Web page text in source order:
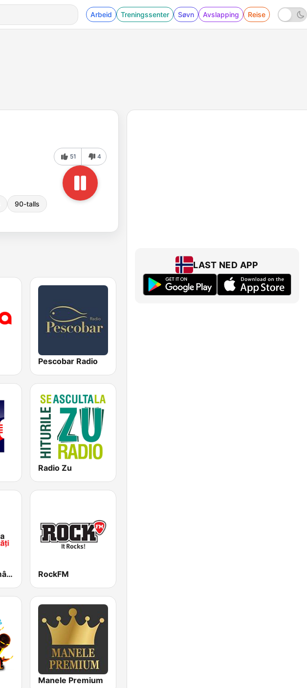
Arbeid Treningssenter Søvn Avslapping Reise
90-talls
51 4
Pescobar Radio
Radio Zu
SRR Radio România Actualităţi RockFM
Manele Premium
LAST NED APP